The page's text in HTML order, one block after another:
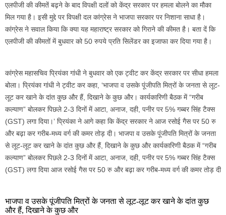
एलपीजी की कीमतें बढ़ने के बाद विपक्षी दलों को केंद्र सरकार पर हमला बोलने का मौका
मिल गया है। इसी मुद्दे पर विपक्षी दल कांग्रेस ने भाजपा सरकार पर निशाना साधा है।
कांग्रेस ने सवाल किया कि क्या यह महाराष्ट्र सरकार को गिराने की कीमत है। बता दें कि
एलपीजी की कीमतों में बुधवार को 50 रुपये प्रति सिलेंडर का इजाफा कर दिया गया है।
कांग्रेस महासचिव प्रियंका गांधी ने बुधवार को एक ट्वीट कर केंद्र सरकार पर सीधा हमला
बोला। प्रियंका गांधी ने ट्वीट कर कहा, ‘भाजपा व उसके पूंजीपति मित्रों के जनता से लूट-
लूट कर खाने के दांत कुछ और हैं, दिखाने के कुछ और। कार्यकारिणी बैठक में “गरीब
कल्याण” बोलकर पिछले 2-3 दिनों में आटा, अनाज, दही, पनीर पर 5% गब्बर सिंह टैक्स
(GST) लगा दिया।’ प्रियंका ने आगे कहा कि केंद्र सरकार ने आज रसोई गैस पर 50 रु
और बढ़ा कर गरीब-मध्य वर्ग की कमर तोड़ दी। भाजपा व उसके पूंजीपति मित्रों के जनता
से लूट-लूट कर खाने के दांत कुछ और हैं, दिखाने के कुछ और कार्यकारिणी बैठक में “गरीब
कल्याण” बोलकर पिछले 2-3 दिनों में आटा, अनाज, दही, पनीर पर 5% गब्बर सिंह टैक्स
(GST) लगा दिया आज रसोई गैस पर 50 रु और बढ़ा कर गरीब-मध्य वर्ग की कमर तोड़ दी
भाजपा व उसके पूंजीपति मित्रों के जनता से लूट-लूट कर खाने के दांत कुछ
और हैं, दिखाने के कुछ और